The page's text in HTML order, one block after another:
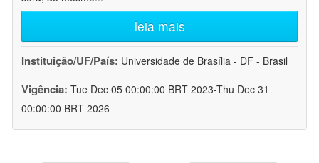
leia mais
Instituição/UF/País: Universidade de Brasília - DF - Brasil
Vigência: Tue Dec 05 00:00:00 BRT 2023-Thu Dec 31
00:00:00 BRT 2026